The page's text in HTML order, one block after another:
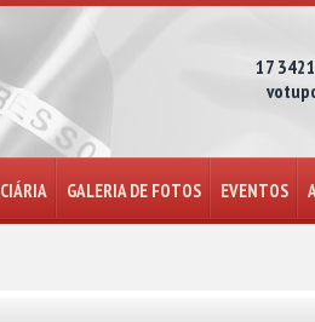
17
GALERIA DE FOTOS EVENTOS